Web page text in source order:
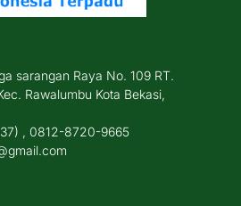
sarangan Raya No. 109 RT.
Rawalumbu Kota Bekasi,
, 0812-8720-9665